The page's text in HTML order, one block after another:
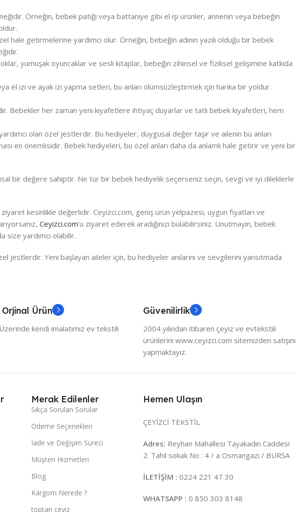
Örneğin, bebek patiği veya battaniye gibi el işi ürünler, annenin veya bebeğin
getirmelerine yardımcı olur. Örneğin, bebeğin adının yazılı olduğu bir bebek
yumuşak oyuncaklar ve sesli kitaplar, bebeğin zihinsel ve fiziksel gelişimine katkıda
el izi ve ayak izi yapma setleri, bu anları ölümsüzleştirmek için harika bir yoldur.
Bebekler her zaman yeni kıyafetlere ihtiyaç duyarlar ve tatlı bebek kıyafetleri, hem
olan özel jestlerdir. Bu hediyeler, duygusal değer taşır ve ailenin bu anları
en önemlisidir. Bebek hediyeleri, bu özel anları daha da anlamlı hale getirir ve yeni bir
bir değere sahiptir. Ne tür bir bebek hediyelik seçerseniz seçin, sevgi ve iyi dileklerle
kesinlikle değerlidir. Ceyizci.com, geniş ürün yelpazesi, uygun fiyatları ve
Ceyizci.com‘u ziyaret ederek aradığınızı bulabilirsiniz. Unutmayın, bebek
size yardımcı olabilir.
Yeni başlayan aileler için, bu hediyeler anılarını ve sevgilerini yansıtmada
Ürün
kendi imalatımız ev tekstili
Güvenilirlik
2004 yılından itibaren çeyiz ve evtekstili
ürünlerini www.ceyizci.com sitemizden satışını
yapmaktayız.
Merak Edilenler
Sıkça Sorulan Sorular
Ödeme Seçenekleri
İade ve Değişim Süreci
Müşteri Hizmetleri
Blog
Kargom Nerede ?
toptan çeyiz
Hemen Ulaşın
ÇEYİZCİ TEKSTİL
Adres: Reyhan Mahallesi Tayakadın Caddesi
2. Tahıl sokak No : 4 / a Osmangazi / BURSA
İLETİŞİM : 0224 221 47 30
WHATSAPP : 0 850 303 8148